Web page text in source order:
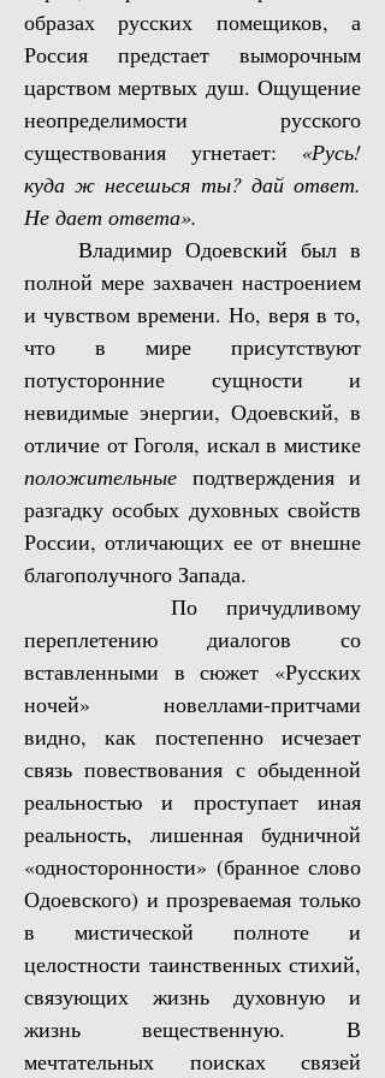
образах русских помещиков, а
Россия предстает выморочным
царством мертвых душ. Ощущение
неопределимости русского
существования угнетает: «Русь!
куда ж несешься ты? дай ответ.
Не дает ответа».
Владимир Одоевский был в
полной мере захвачен настроением
и чувством времени. Но, веря в то,
что в мире присутствуют
потусторонние сущности и
невидимые энергии, Одоевский, в
отличие от Гоголя, искал в мистике
положительные подтверждения и
разгадку особых духовных свойств
России, отличающих ее от внешне
благополучного Запада.
По причудливому
переплетению диалогов со
вставленными в сюжет «Русских
ночей» новеллами-притчами
видно, как постепенно исчезает
связь повествования с обыденной
реальностью и проступает иная
реальность, лишенная будничной
«односторонности» (бранное слово
Одоевского) и прозреваемая только
в мистической полноте и
целостности таинственных стихий,
связующих жизнь духовную и
жизнь вещественную. В
мечтательных поисках связей